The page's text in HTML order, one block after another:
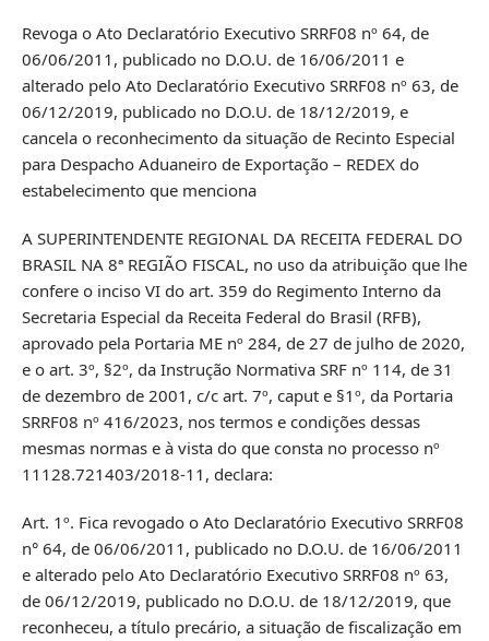
Revoga o Ato Declaratório Executivo SRRF08 nº 64, de
06/06/2011, publicado no D.O.U. de 16/06/2011 e
alterado pelo Ato Declaratório Executivo SRRF08 nº 63, de
06/12/2019, publicado no D.O.U. de 18/12/2019, e
cancela o reconhecimento da situação de Recinto Especial
para Despacho Aduaneiro de Exportação – REDEX do
estabelecimento que menciona
A SUPERINTENDENTE REGIONAL DA RECEITA FEDERAL DO
BRASIL NA 8ª REGIÃO FISCAL, no uso da atribuição que lhe
confere o inciso VI do art. 359 do Regimento Interno da
Secretaria Especial da Receita Federal do Brasil (RFB),
aprovado pela Portaria ME nº 284, de 27 de julho de 2020,
e o art. 3º, §2º, da Instrução Normativa SRF nº 114, de 31
de dezembro de 2001, c/c art. 7º, caput e §1º, da Portaria
SRRF08 nº 416/2023, nos termos e condições dessas
mesmas normas e à vista do que consta no processo nº
11128.721403/2018-11, declara:
Art. 1º. Fica revogado o Ato Declaratório Executivo SRRF08
n° 64, de 06/06/2011, publicado no D.O.U. de 16/06/2011
e alterado pelo Ato Declaratório Executivo SRRF08 nº 63,
de 06/12/2019, publicado no D.O.U. de 18/12/2019, que
reconheceu, a título precário, a situação de fiscalização em